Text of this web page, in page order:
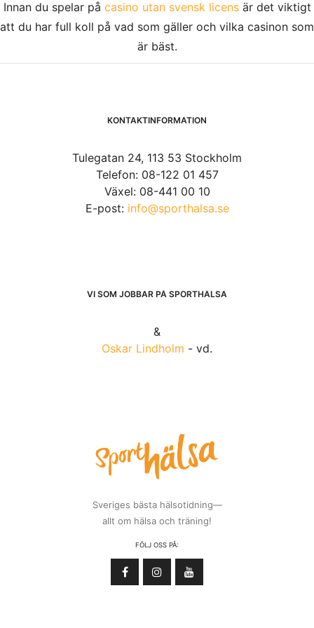
Innan du spelar på casino utan svensk licensär det viktigt
att du har full koll på vad som gäller och vilka casinon som
är bäst.
KONTAKTINFORMATION
Tulegatan 24, 113 53 Stockholm
Telefon: 08-122 01 457
Växel: 08-441 00 10
E-post: info@sporthalsa.se
VI SOM JOBBAR PÅ SPORTHÄLSA
&
Oskar Lindholm - vd.
Sveriges bästa hälsotidning—
allt om hälsa och träning!
FÖLJ OSS PÅ: